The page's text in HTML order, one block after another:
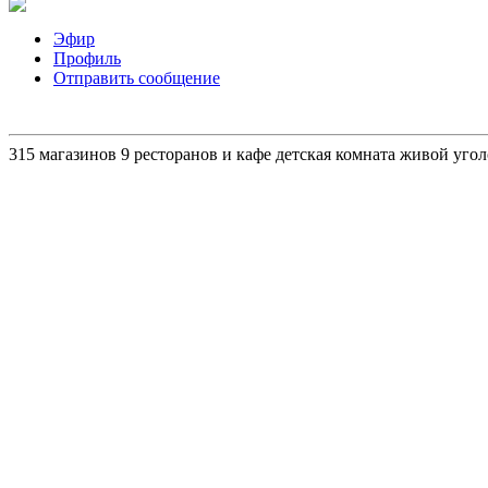
Эфир
Профиль
Отправить сообщение
315 магазинов 9 ресторанов и кафе детская комната живой